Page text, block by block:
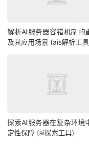
解析AI服务器容错机制的
及其应用场景 (ais解析工
探索AI服务器在复杂环境
定性保障 (ai探索工具)